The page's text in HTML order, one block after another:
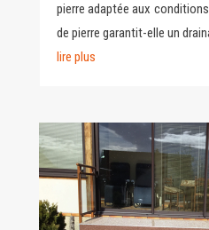
pierre adaptée aux
de pierre garantit-elle un
lire plus